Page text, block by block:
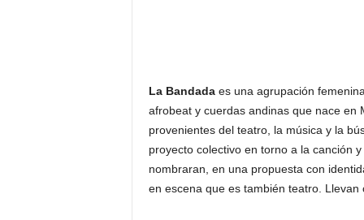
La Bandada es una agrupación
afrobeat y cuerdas andinas que nace en
provenientes del teatro, la música y la
proyecto colectivo en torno a la canción
nombraran, en una propuesta con
en escena que es también teatro.